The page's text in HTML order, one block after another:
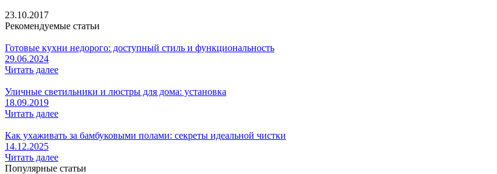
23.10.2017
Рекомендуемые статьи
Готовые кухни недорого: доступный стиль и функциональность
29.06.2024
Читать далее
Уличные светильники и люстры для дома: установка
18.09.2019
Читать далее
Как ухаживать за бамбуковыми полами: секреты идеальной чистки
14.12.2025
Читать далее
Популярные статьи